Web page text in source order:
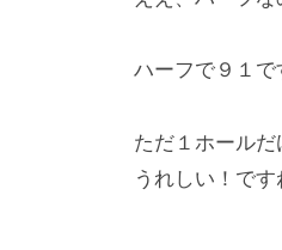
ハーフで９１で
ただ１ホール
うれしい！です